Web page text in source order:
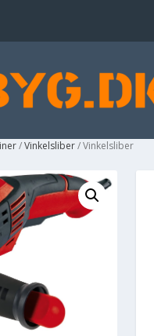
/Vinkelsliber/ Vinkelsliber